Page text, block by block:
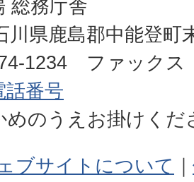
総務庁舎
川県鹿島郡中能登町
1234 ファックス
話番号
めのうえお掛けく
ブサイトについて